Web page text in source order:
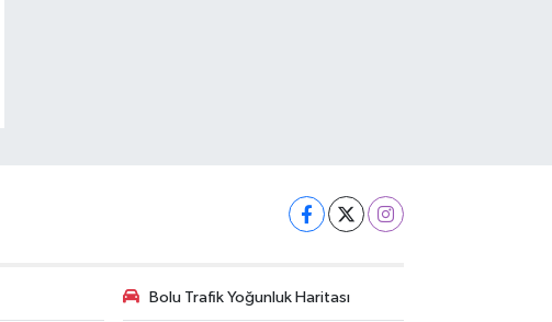
Bolu Trafik Yoğunluk Haritası